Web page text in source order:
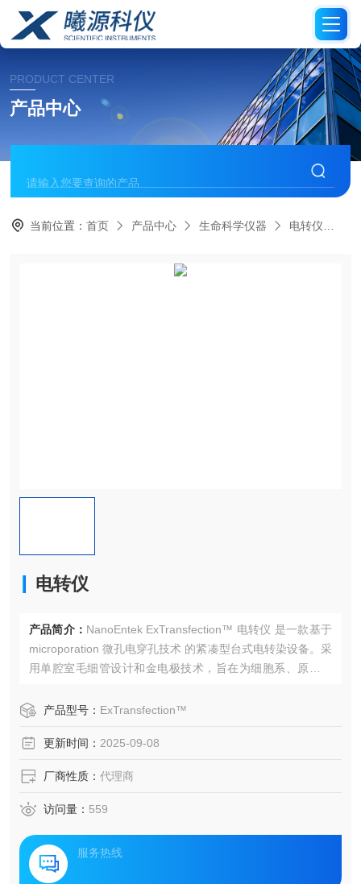
PRODUCT CENTER
产品中心
当前位置：首页 产品中心 生命科学仪器 电转仪
电转仪
产品简介： NanoEntek ExTransfection™ 电转仪 是一款基于
microporation 微孔电穿孔技术 的紧凑型台式电转染设备。采
用单腔室毛细管设计和金电极技术，旨在为细胞系、原代细
验。产品型号： ExTransfection™
更新时间： 2025-09-08
厂商性质： 代理商
访问量： 559
服务热线